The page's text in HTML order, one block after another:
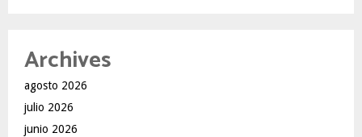
Archives
agosto 2026
julio 2026
junio 2026